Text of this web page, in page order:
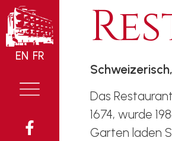
EN FR
Das
1674, wurde
Garten laden